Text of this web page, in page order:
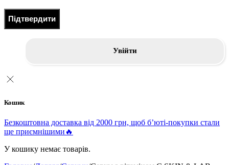
Підтвердити
Увійти
Кошик
Безкоштовна доставка від 2000 грн, щоб б’юті-покупки стали
ще приємнішими🔥
У кошику немає товарів.